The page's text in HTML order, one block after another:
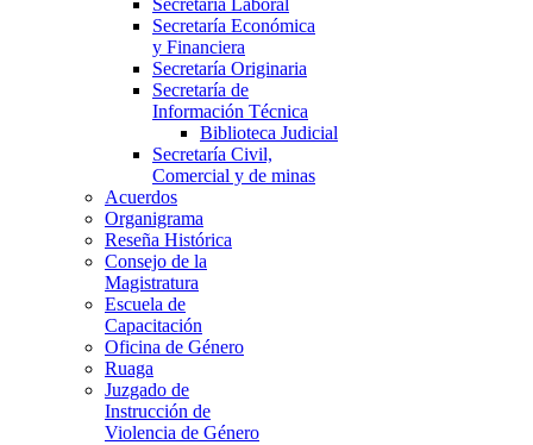
Secretaría Laboral
Secretaría Económica
y Financiera
Secretaría Originaria
Secretaría de
Información Técnica
Biblioteca Judicial
Secretaría Civil,
Comercial y de minas
Acuerdos
Organigrama
Reseña Histórica
Consejo de la
Magistratura
Escuela de
Capacitación
Oficina de Género
Ruaga
Juzgado de
Instrucción de
Violencia de Género